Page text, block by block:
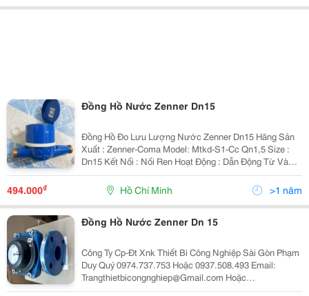
Đồng Hồ Nước Zenner Dn15
Đồng Hồ Đo Lưu Lượng Nước Zenner Dn15 Hãng Sản
Xuất : Zenner-Coma Model: Mtkd-S1-Cc Qn1,5 Size :
Dn15 Kết Nối : Nối Ren Hoạt Động : Dẫn Động Từ Và
Dạng Cơ Kiểu Hiển Thị Sô Trực Tiếp : 0000,000M3 Với
Size 21, 00000M3 Với Size : 27 -
494.000₫ Hồ Chí Minh >1 năm
Đồng Hồ Nước Zenner Dn 15
Công Ty Cp-Đt Xnk Thiết Bi Công Nghiệp Sài Gòn Phạm
Duy Quý 0974.737.753 Hoặc 0937.508.493 Email:
Trangthietbicongnghiep@Gmail.com Hoặc
Vandonghonuoc@Gmail.c